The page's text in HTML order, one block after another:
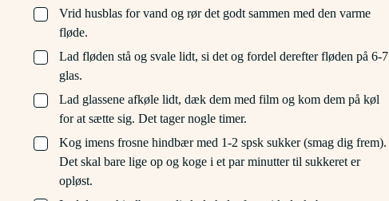
▢
Vrid husblas for vand og rør det godt sammen med den varme
fløde.
▢
Lad fløden stå og svale lidt, si det og fordel derefter fløden på 6-7
glas.
▢
Lad glassene afkøle lidt, dæk dem med film og kom dem på køl
for at sætte sig. Det tager nogle timer.
▢
Kog imens frosne hindbær med 1-2 spsk sukker (smag dig frem).
Det skal bare lige op og koge i et par minutter til sukkeret er
opløst.